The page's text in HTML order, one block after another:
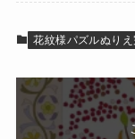
花紋様パズルぬり